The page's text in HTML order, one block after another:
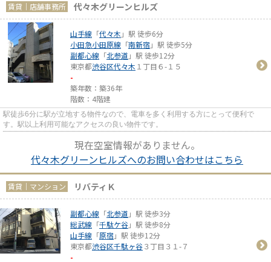
賃貸｜店舗事務所 代々木グリーンヒルズ
山手線 「代々木 」駅 徒歩6分
小田急小田原線 「南新宿 」駅 徒歩5分
副都心線 「北参道 」駅 徒歩12分
東京都渋谷区代々木 １丁目６-１５
-
築年数：築36年
階数：4階建
駅徒歩6分に駅が立地する物件なので、電車を多く利用する方にとって便利で
す。駅以上利用可能なアクセスの良い物件です。
現在空室情報がありません。
代々木グリーンヒルズへのお問い合わせはこちら
賃貸｜マンション リバティＫ
副都心線 「北参道 」駅 徒歩3分
総武線 「千駄ケ谷」駅 徒歩8分
山手線 「原宿 」駅 徒歩12分
東京都渋谷区千駄ヶ谷３丁目３１-７
-